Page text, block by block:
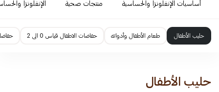
أساسيات الإنفلونزا والحساسية منتجات صحية الإنفلونزا
حليب الأطفال طعام الأطفال وأدواته حفاضات الاطفال قياس 0 الى 2
حليب الأطفال